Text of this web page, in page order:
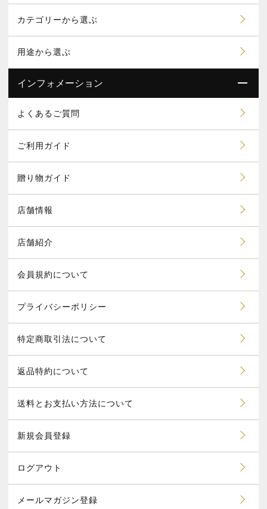
カテゴリーから選ぶ
用途から選ぶ
インフォメーション
よくあるご質問
ご利用ガイド
贈り物ガイド
店舗情報
店舗紹介
会員規約について
プライバシーポリシー
特定商取引法について
返品特約について
送料とお支払い方法について
新規会員登録
ログアウト
メールマガジン登録